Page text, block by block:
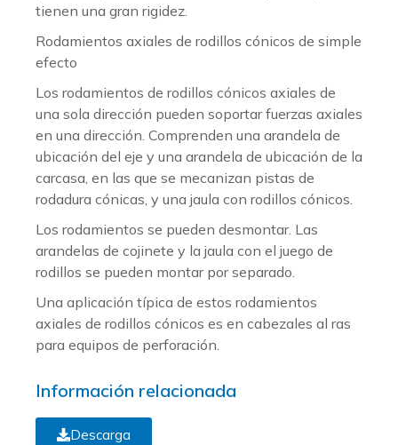
tienen una gran rigidez.
Rodamientos axiales de rodillos cónicos de simple
efecto
Los rodamientos de rodillos cónicos axiales de
una sola dirección pueden soportar fuerzas axiales
en una dirección. Comprenden una arandela de
ubicación del eje y una arandela de ubicación de la
carcasa, en las que se mecanizan pistas de
rodadura cónicas, y una jaula con rodillos cónicos.
Los rodamientos se pueden desmontar. Las
arandelas de cojinete y la jaula con el juego de
rodillos se pueden montar por separado.
Una aplicación típica de estos rodamientos
axiales de rodillos cónicos es en cabezales al ras
para equipos de perforación.
Información relacionada
Descarga